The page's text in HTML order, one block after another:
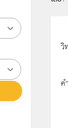
วิ
ค